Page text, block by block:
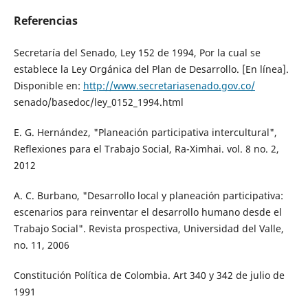
Referencias
Secretaría del Senado, Ley 152 de 1994, Por la cual se
establece la Ley Orgánica del Plan de Desarrollo. [En línea].
Disponible en: http://www.secretariasenado.gov.co/
senado/basedoc/ley_0152_1994.html
E. G. Hernández, "Planeación participativa intercultural",
Reflexiones para el Trabajo Social, Ra-Ximhai. vol. 8 no. 2,
2012
A. C. Burbano, "Desarrollo local y planeación participativa:
escenarios para reinventar el desarrollo humano desde el
Trabajo Social". Revista prospectiva, Universidad del Valle,
no. 11, 2006
Constitución Política de Colombia. Art 340 y 342 de julio de
1991